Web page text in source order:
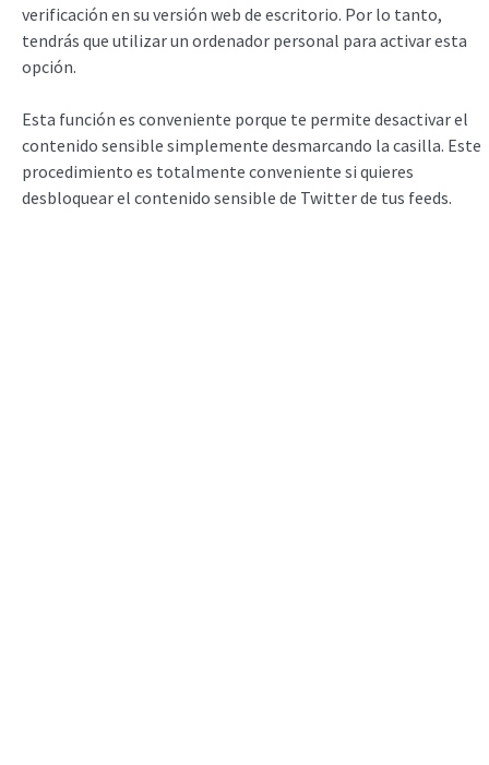
verificación en su versión web de escritorio. Por lo tanto,
tendrás que utilizar un ordenador personal para activar esta
opción.
Esta función es conveniente porque te permite desactivar el
contenido sensible simplemente desmarcando la casilla. Este
procedimiento es totalmente conveniente si quieres
desbloquear el contenido sensible de Twitter de tus feeds.